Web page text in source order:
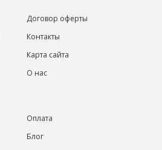
Договор оферты
Контакты
Карта сайта
О нас
Оплата
Блог